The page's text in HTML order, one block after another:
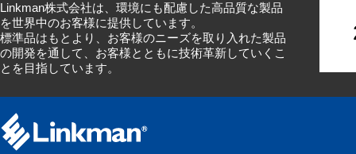
Linkman株式会社は、環境にも配慮した高品質な製品
を世界中のお客様に提供しています。
標準品はもとより、お客様のニーズを取り入れた製品
の開発を通して、お客様とともに技術革新していくこ
とを目指しています。